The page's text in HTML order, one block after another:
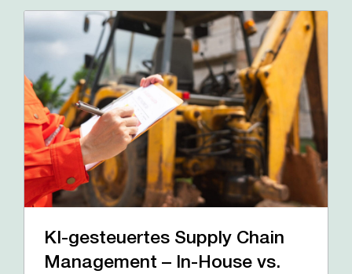
KI-gesteuertes Supply Chain
Management – In-House vs.